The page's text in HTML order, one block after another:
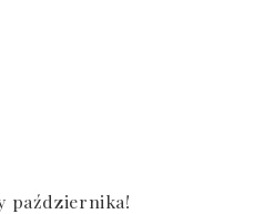
października!